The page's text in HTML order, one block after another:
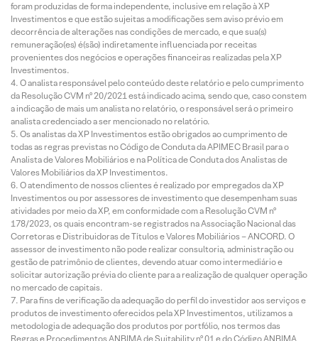
foram produzidas de forma independente, inclusive em relação à XP
Investimentos e que estão sujeitas a modificações sem aviso prévio em
decorrência de alterações nas condições de mercado, e que sua(s)
remuneração(es) é(são) indiretamente influenciada por receitas
provenientes dos negócios e operações financeiras realizadas pela XP
Investimentos.
O analista responsável pelo conteúdo deste relatório e pelo cumprimento
da Resolução CVM nº 20/2021 está indicado acima, sendo que, caso constem
a indicação de mais um analista no relatório, o responsável será o primeiro
analista credenciado a ser mencionado no relatório.
Os analistas da XP Investimentos estão obrigados ao cumprimento de
todas as regras previstas no Código de Conduta da APIMEC Brasil para o
Analista de Valores Mobiliários e na Política de Conduta dos Analistas de
Valores Mobiliários da XP Investimentos.
O atendimento de nossos clientes é realizado por empregados da XP
Investimentos ou por assessores de investimento que desempenham suas
atividades por meio da XP, em conformidade com a Resolução CVM nº
178/2023, os quais encontram-se registrados na Associação Nacional das
Corretoras e Distribuidoras de Títulos e Valores Mobiliários – ANCORD. O
assessor de investimento não pode realizar consultoria, administração ou
gestão de patrimônio de clientes, devendo atuar como intermediário e
solicitar autorização prévia do cliente para a realização de qualquer operação
no mercado de capitais.
Para fins de verificação da adequação do perfil do investidor aos serviços e
produtos de investimento oferecidos pela XP Investimentos, utilizamos a
metodologia de adequação dos produtos por portfólio, nos termos das
Regras e Procedimentos ANBIMA de Suitability nº 01 e do Código ANBIMA